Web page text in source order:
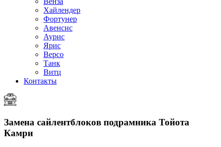
Хайлендер
Фортунер
Авенсис
Аурис
Ярис
Версо
Танк
Витц
Контакты
Замена сайлентблоков подрамника Тойота
Камри